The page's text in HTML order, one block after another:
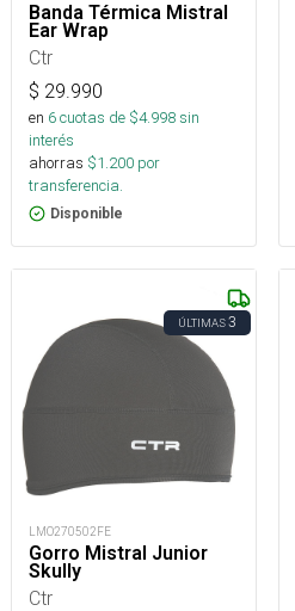
Banda Térmica Mistral
Ear Wrap
Ctr
$ 29.990
en 6cuotas de $4.998sin
interés
ahorras $1.200 por
transferencia.
Disponible
ÚLTIMAS3
LMO270502FE
Gorro Mistral Junior
Skully
Ctr